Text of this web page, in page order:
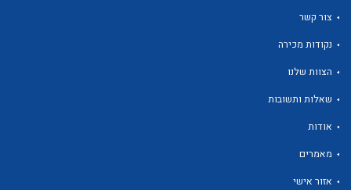
לכל מוצרי היצרן
צור קשר
נקודות מכירה
הצוות שלנו
שאלות ותשובות
אודות
מאמרים
אזור אישי